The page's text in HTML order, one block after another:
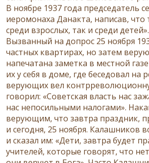
В ноябре 1937 года председатель
иеромонаха Данакта, написав,
среди взрослых, так и среди детей».
Вызванный на допрос 25 ноября
частных квартирах, но затем
напечатана заметка в местной
их у себя в доме, где беседовал
верующих вел
говорил: «Советская власть нас
нас непосильными налогами».
верующим, что завтра праздник,
и сегодня, 25 ноября. Калашников
и сказал им: «Дети, завтра будет
учителей, которые говорят, что